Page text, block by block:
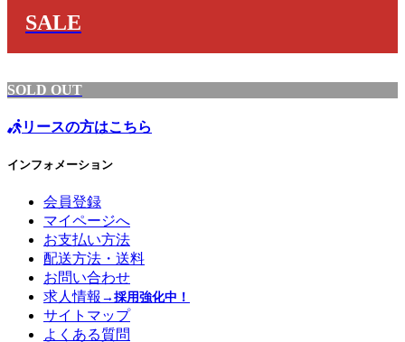
SALE
SOLD OUT
リースの方はこちら
インフォメーション
会員登録
マイページへ
お支払い方法
配送方法・送料
お問い合わせ
求人情報 →採用強化中！
サイトマップ
よくある質問